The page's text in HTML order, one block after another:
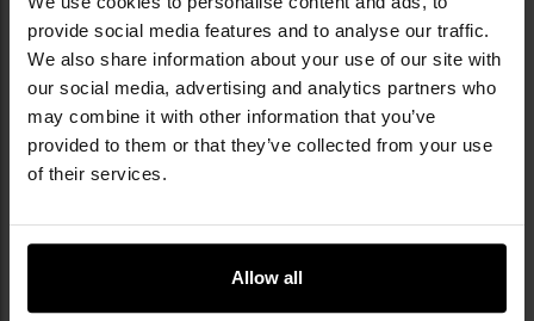
provide social media features and to analyse our traffic.
We also share information about your use of our site with
our social media, advertising and analytics partners who
may combine it with other information that you’ve
provided to them or that they’ve collected from your use
of their services.
Allow all